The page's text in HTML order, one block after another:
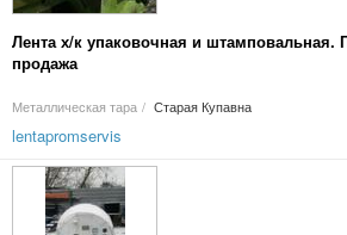
Лента х/к упаковочная и штамповальная.
продажа
Металлическая тара / Старая Купавна
lentapromservis